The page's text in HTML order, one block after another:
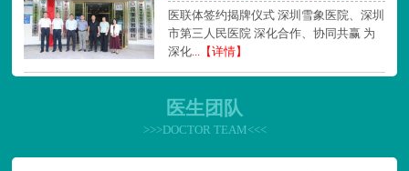
医联体签约揭牌仪式 深圳雪象医院、深圳
市第三人民医院 深化合作、协同共赢 为
深化...【详情】
医生团队
>>>DOCTOR TEAM<<<